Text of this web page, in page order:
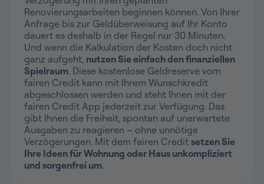
Renovierungsarbeiten beginnen können. Von Ihrer
Anfrage bis zur Geldüberweisung auf Ihr Konto
dauert es deshalb in der Regel nur 30 Minuten.
Und wenn die Kalkulation der Kosten doch nicht
ganz aufgeht, nutzen Sie einfach den finanziellen
Spielraum. Diese kostenlose Geldreserve vom
fairen Credit kann mit Ihrem Wunschkredit
abgeschlossen werden und steht Ihnen mit der
fairen Credit App jederzeit zur Verfügung. Das
gibt Ihnen die Freiheit, spontan auf unerwartete
Ausgaben zu reagieren – ohne unnötige
Verzögerungen. Mit dem fairen Credit setzen Sie
Ihre Ideen für Wohnung oder Haus unkompliziert
und sorgenfrei um.